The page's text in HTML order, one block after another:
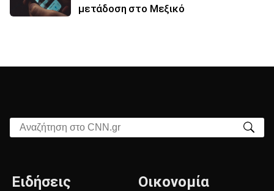
μετάδοση στο Μεξικό
Αναζήτηση στο CNN.gr
Ειδήσεις Οικονομία